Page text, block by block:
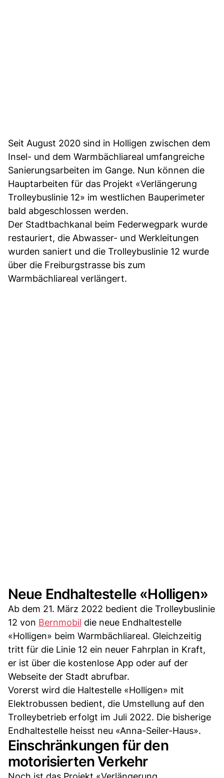
Seit August 2020 sind in Holligen zwischen dem
Insel- und dem Warmbächliareal umfangreiche
Sanierungsarbeiten im Gange. Nun können die
Hauptarbeiten für das Projekt «Verlängerung
Trolleybuslinie 12» im westlichen Bauperimeter
bald abgeschlossen werden.
Der Stadtbachkanal beim Federwegpark wurde
restauriert, die Abwasser- und Werkleitungen
wurden saniert und die Trolleybuslinie 12 wurde
über die Freiburgstrasse bis zum
Warmbächliareal verlängert.
Neue Endhaltestelle «Holligen»
Ab dem 21. März 2022 bedient die Trolleybuslinie
12 von Bernmobil die neue Endhaltestelle
«Holligen» beim Warmbächliareal. Gleichzeitig
tritt für die Linie 12 ein neuer Fahrplan in Kraft,
er ist über die kostenlose App oder auf der
Webseite der Stadt abrufbar.
Vorerst wird die Haltestelle «Holligen» mit
Elektrobussen bedient, die Umstellung auf den
Trolleybetrieb erfolgt im Juli 2022. Die bisherige
Endhaltestelle heisst neu «Anna-Seiler-Haus».
Einschränkungen für den
motorisierten Verkehr